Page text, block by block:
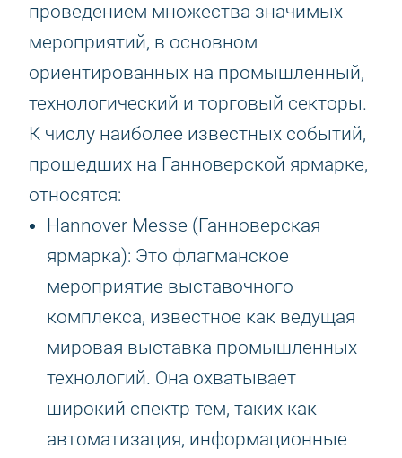
проведением множества значимых
мероприятий, в основном
ориентированных на промышленный,
технологический и торговый секторы.
К числу наиболее известных событий,
прошедших на Ганноверской ярмарке,
относятся:
Hannover Messe (Ганноверская
ярмарка): Это флагманское
мероприятие выставочного
комплекса, известное как ведущая
мировая выставка промышленных
технологий. Она охватывает
широкий спектр тем, таких как
автоматизация, информационные